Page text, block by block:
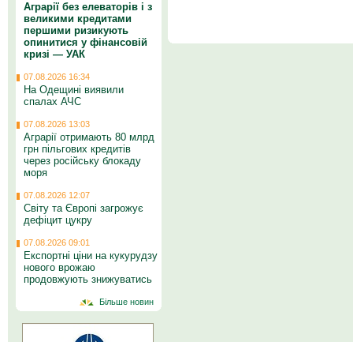
Аграрії без елеваторів і з
великими кредитами
першими ризикують
опинитися у фінансовій
кризі — УАК
07.08.2026 16:34
На Одещині виявили
спалах АЧС
07.08.2026 13:03
Аграрії отримають 80 млрд
грн пільгових кредитів
через російську блокаду
моря
07.08.2026 12:07
Світу та Європі загрожує
дефіцит цукру
07.08.2026 09:01
Експортні ціни на кукурудзу
нового врожаю
продовжують знижуватись
Більше новин